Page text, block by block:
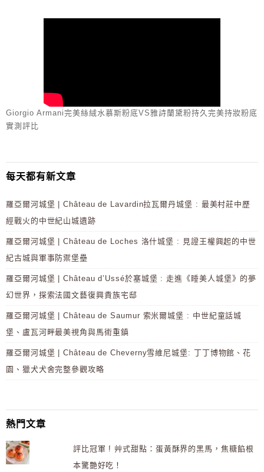
Giorgio Armani完美絲絨水慕斯粉底VS雅詩蘭黛粉持久完美持妝粉底
實測評比
每天都有新文章
羅亞爾河城堡 | Château de Lavardin拉瓦爾丹城堡 : 最美村莊中歷
經戰火的中世紀山城遺跡
羅亞爾河城堡 | Château de Loches 洛什城堡 : 見證王權興起的中世
紀古城與軍事防禦堡壘
羅亞爾河城堡 | Château d’Ussé於塞城堡 : 走進《睡美人城堡》的夢
幻世界，探索法國文藝復興貴族宅邸
羅亞爾河城堡 | Château de Saumur 索米爾城堡 : 中世紀童話城
堡、盧瓦河畔最美視角與馬術重鎮
羅亞爾河城堡 | Château de Cheverny雪維尼城堡: 丁丁博物館、花
園、獵犬犬舍完整參觀攻略
熱門文章
評比冠軍 ! 艸式甜點：蛋黃酥界的黑馬，焦糖餡根
本驚艷好吃！